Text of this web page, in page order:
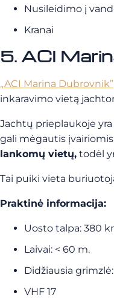
Nusileidimo į
Kranai
5. ACI
„ACI Marina Dubrovnik”
inkaravimo vietą
Jachtų prieplaukoje
gali mėgautis
lankomų vietų, todėl
Tai puiki vieta
Praktinė informacija:
Uosto talpa: 380
Laivai: < 60 m.
Didžiausia
VHF 17